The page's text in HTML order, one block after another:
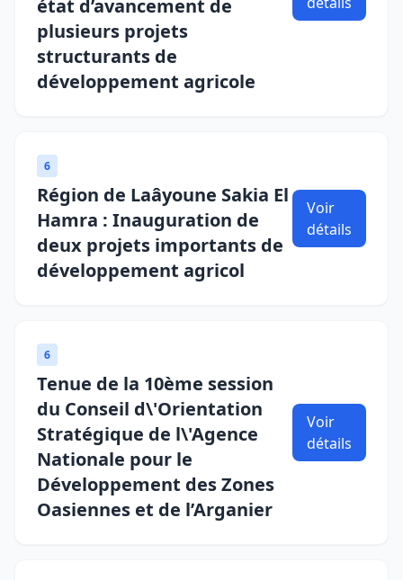
état d’avancement de
plusieurs projets
structurants de
développement agricole
6
Région de Laâyoune Sakia El
Hamra : Inauguration de
deux projets importants de
développement agricol
Voir
détails
6
Tenue de la 10ème session
du Conseil d\'Orientation
Stratégique de l\'Agence
Nationale pour le
Développement des Zones
Oasiennes et de l’Arganier
Voir
détails